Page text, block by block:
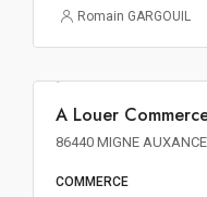
Romain GARGOUIL
90€ m²/an HT
A Louer
86440 MIGNE
COMMERCE